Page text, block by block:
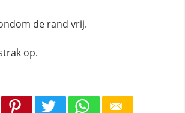
de rand vrij.
op.